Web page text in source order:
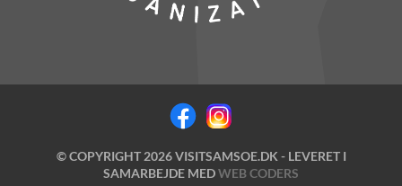
© COPYRIGHT 2026 VISITSAMSOE.DK - LEVERET I
SAMARBEJDE MEDWEB CODERS